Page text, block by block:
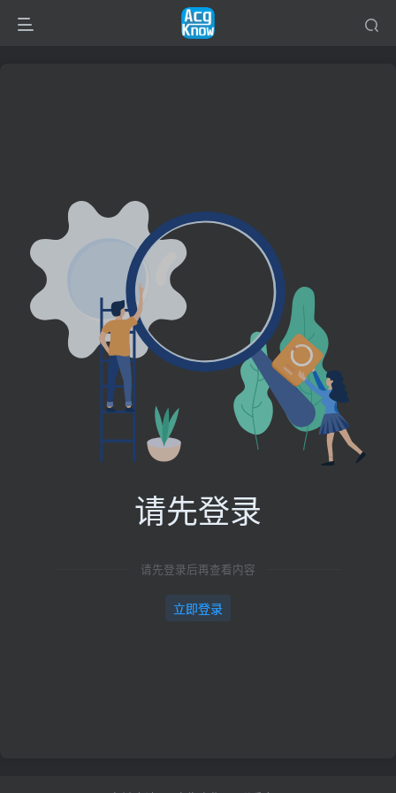
请先登录
请先登录后再查看内容
立即登录